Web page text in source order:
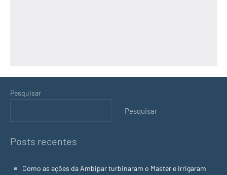
Pesquisar
Pesquisar
Posts recentes
Como as ações da Ambipar turbinaram o Master e irrigaram